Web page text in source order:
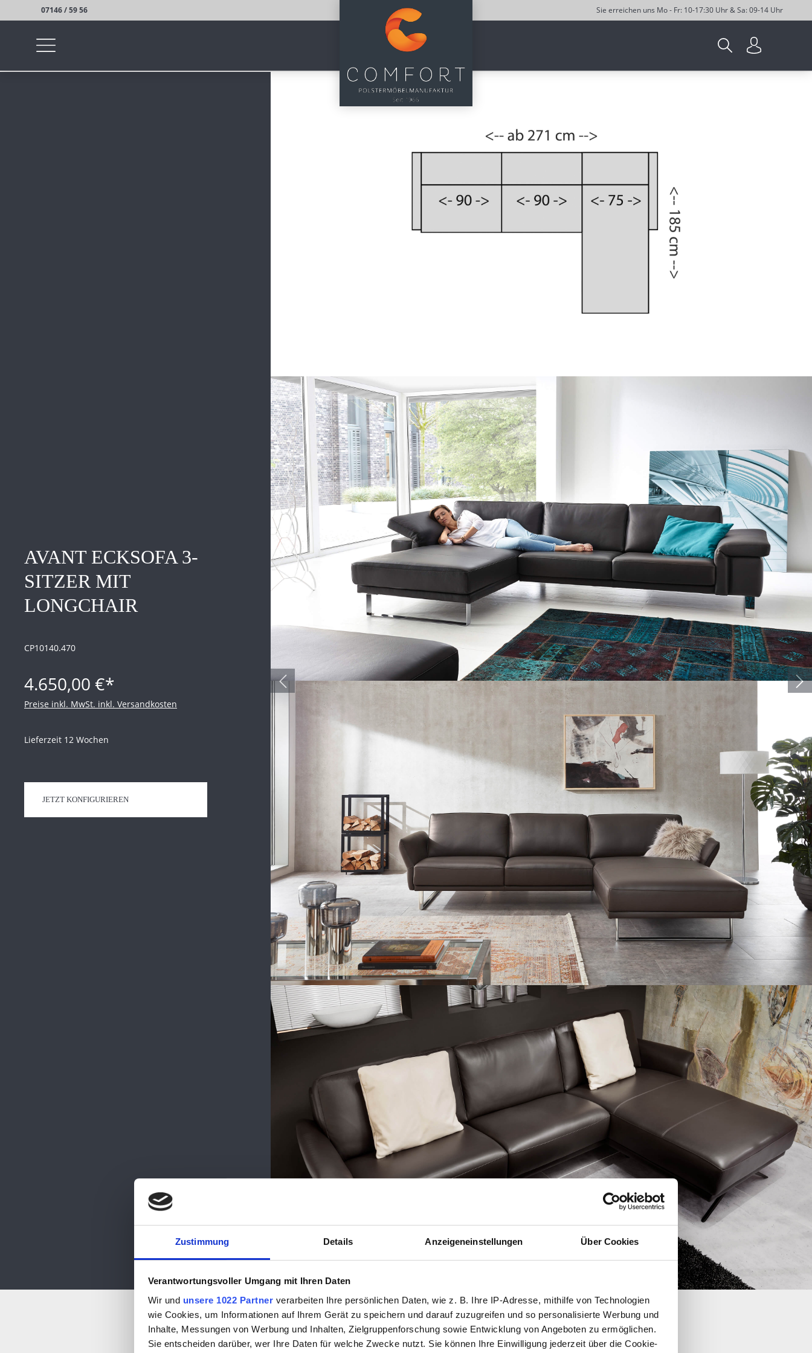
Zustimmung Details Anzeigeneinstellungen Über Cookies
Verantwortungsvoller Umgang mit Ihren Daten
Wir und unsere 1022 Partner verarbeiten Ihre persönlichen Daten, wie z. B. Ihre IP-Adresse, mithilfe von Technologien
wie Cookies, um Informationen auf Ihrem Gerät zu speichern und darauf zuzugreifen und so personalisierte Werbung und
Inhalte, Messungen von Werbung und Inhalten, Zielgruppenforschung sowie Entwicklung von Angeboten zu ermöglichen.
Sie entscheiden darüber, wer Ihre Daten für welche Zwecke nutzt. Sie können Ihre Einwilligung jederzeit über die Cookie-
07146 / 59 56 Sie erreichen uns Mo - Fr: 10-17:30 Uhr & Sa: 09-14 Uhr
AVANT ECKSOFA 3-
SITZER MIT
LONGCHAIR
CP10140.470
4.650,00 €*
Preise inkl. MwSt. inkl. Versandkosten
Lieferzeit 12 Wochen
JETZT KONFIGURIEREN